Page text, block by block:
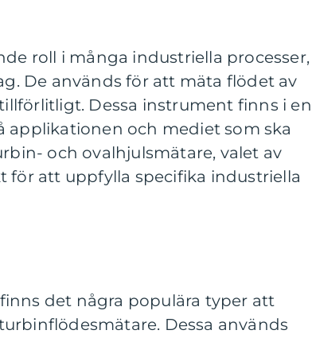
roll i många industriella processer,
De används för att mäta flödet av
Dessa instrument finns i en
och mediet som ska
och ovalhjulsmätare, valet av
för att uppfylla specifika industriella
det några populära typer att
Dessa används